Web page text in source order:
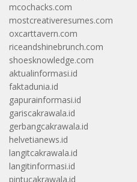
mcochacks.com
mostcreativeresumes.com
oxcarttavern.com
riceandshinebrunch.com
shoesknowledge.com
aktualinformasi.id
faktadunia.id
gapurainformasi.id
gariscakrawala.id
gerbangcakrawala.id
helvetianews.id
langitcakrawala.id
langitinformasi.id
pintucakrawala.id